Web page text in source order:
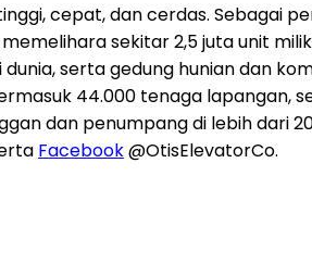
cepat, dan cerdas. Sebagai
sekitar 2,5 juta unit
serta gedung hunian dan
44.000 tenaga lapangan,
dan penumpang di lebih dari
Facebook@OtisElevatorCo.